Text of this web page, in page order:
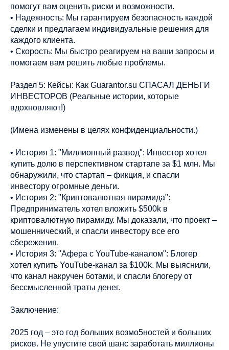
помогут вам оценить риски и возможности.
• Надежность: Мы гарантируем безопасность каждой
сделки и предлагаем индивидуальные решения для
каждого клиента.
• Скорость: Мы быстро реагируем на ваши запросы и
помогаем вам решить любые проблемы.
Раздел 5: Кейсы: Как Guarantor.su СПАСАЛ ДЕНЬГИ
ИНВЕСТОРОВ (Реальные истории, которые
вдохновляют!)
(Имена изменены в целях конфиденциальности.)
• История 1: "Миллионный развод": Инвестор хотел
купить долю в перспективном стартапе за $1 млн. Мы
обнаружили, что стартап – фикция, и спасли
инвестору огромные деньги.
• История 2: "Криптовалютная пирамида":
Предприниматель хотел вложить $500k в
криптовалютную пирамиду. Мы доказали, что проект –
мошеннический, и спасли инвестору все его
сбережения.
• История 3: "Афера с YouTube-каналом": Блогер
хотел купить YouTube-канал за $100k. Мы выяснили,
что канал накручен ботами, и спасли блогеру от
бессмысленной траты денег.
Заключение:
2025 год – это год больших возмо5ностей и больших
рисков. Не упустите свой шанс заработать миллионы